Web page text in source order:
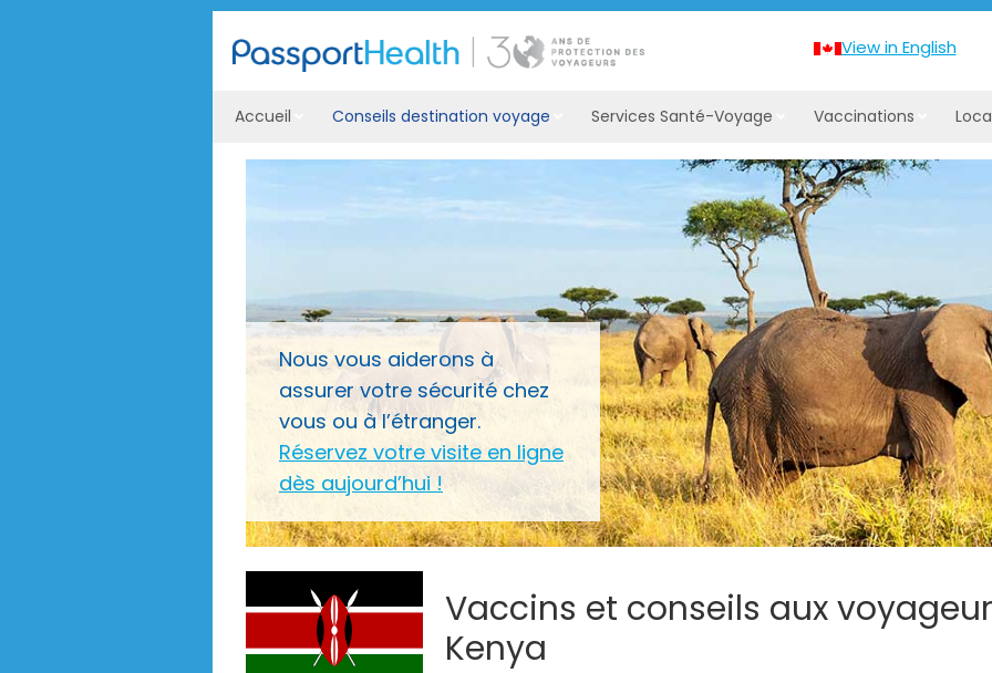
View in English
Accueil Conseils destination voyage Services Santé-Voyage Vaccinations
Nous vous aiderons à
assurer votre sécurité chez
vous ou à l’étranger.
Réservez votre visite en ligne
dès aujourd’hui !
Vaccins et conseils aux
Kenya